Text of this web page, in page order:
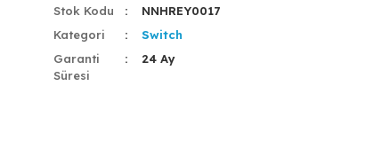
Stok Kodu
NNHREY0017
Kategori
Switch
Garanti
Süresi
24 Ay